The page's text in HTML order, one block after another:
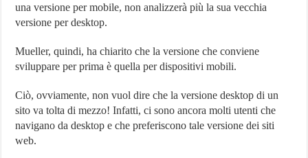
una versione per mobile, non analizzerà più la sua vecchia
versione per desktop.
Mueller, quindi, ha chiarito che la versione che conviene
sviluppare per prima è quella per dispositivi mobili.
Ciò, ovviamente, non vuol dire che la versione desktop di un
sito va tolta di mezzo! Infatti, ci sono ancora molti utenti che
navigano da desktop e che preferiscono tale versione dei siti
web.